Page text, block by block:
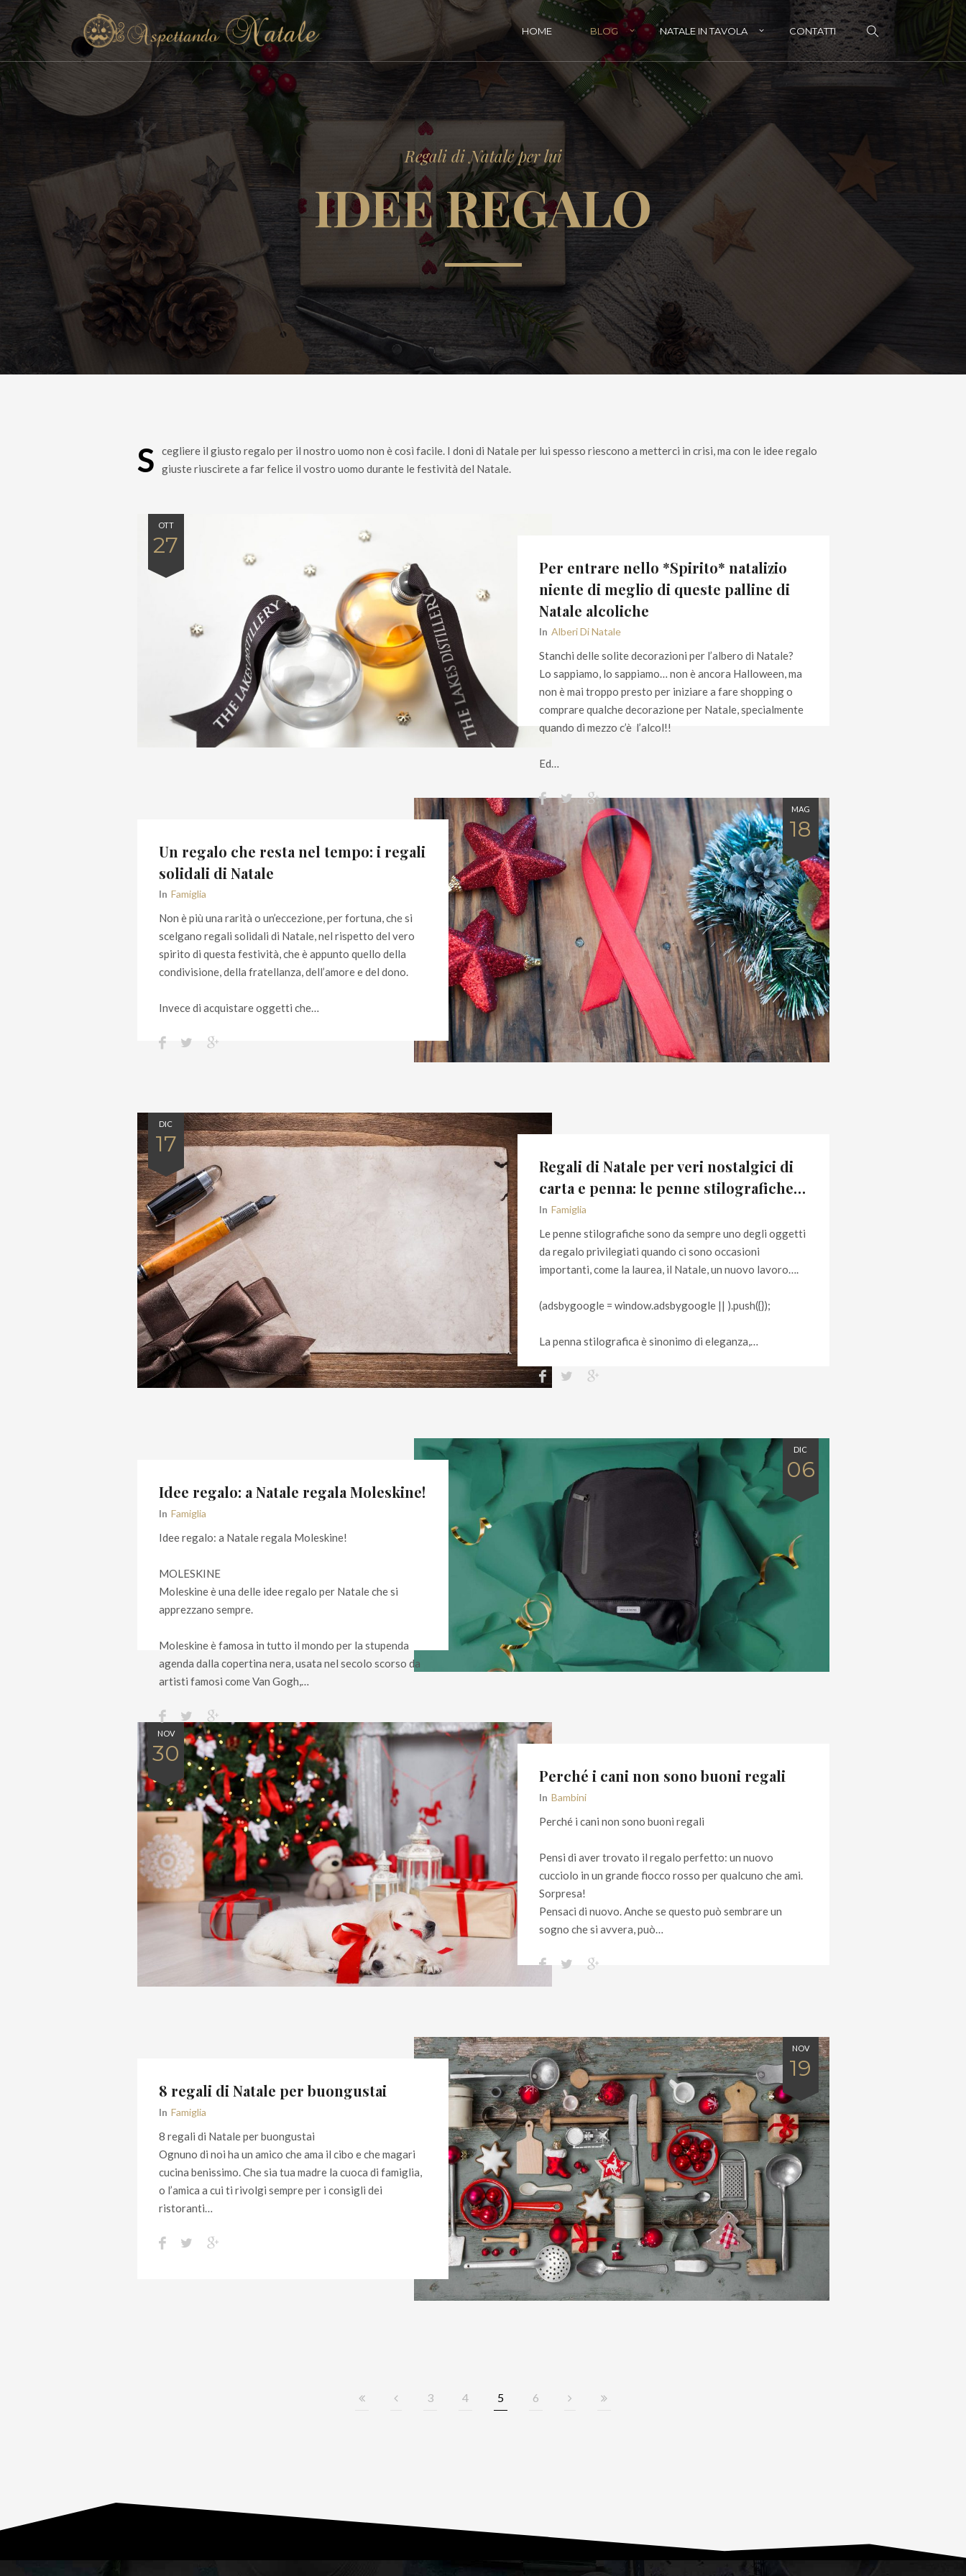
HOME BLOG
Decorazioni esterno
Decorazioni interno
Alberi di Natale
Presepi natalizi
Ghirlande
La tavola
Pacchetti regalo
Attività Natalizie da fare con i bambini
Regali di Natale per bambini
Regali di Natale per bambini
Regali di Natale per lui
Regali di Natale per genitori e parenti
Pacchetti regalo
Il Natale
Storie e leggende
NATALE IN TAVOLA CONTATTI
Regali di Natale per lui
IDEE REGALO
S
cegliere il giusto regalo per il nostro uomo non è così facile. I doni di Natale per lui spesso riescono a metterci in crisi, ma con le idee regalo
giuste riuscirete a far felice il vostro uomo durante le festività del Natale.
OTT
27
Per entrare nello *Spirito* natalizio
niente di meglio di queste palline di
Natale alcoliche
In Alberi Di Natale
Stanchi delle solite decorazioni per l’albero di Natale?
Lo sappiamo, lo sappiamo… non è ancora Halloween, ma
non è mai troppo presto per iniziare a fare shopping o
comprare qualche decorazione per Natale, specialmente
quando di mezzo c’è l’alcol!!
Ed…
MAG
18
Un regalo che resta nel tempo: i regali
solidali di Natale
In Famiglia
Non è più una rarità o un’eccezione, per fortuna, che si
scelgano regali solidali di Natale, nel rispetto del vero
spirito di questa festività, che è appunto quello della
condivisione, della fratellanza, dell’amore e del dono.
Invece di acquistare oggetti che…
DIC
17
Regali di Natale per veri nostalgici di
carta e penna: le penne stilografiche…
In Famiglia
Le penne stilografiche sono da sempre uno degli oggetti
da regalo privilegiati quando ci sono occasioni
importanti, come la laurea, il Natale, un nuovo lavoro….
(adsbygoogle = window.adsbygoogle || ).push({});
La penna stilografica è sinonimo di eleganza,…
DIC
06
Idee regalo: a Natale regala Moleskine!
In Famiglia
Idee regalo: a Natale regala Moleskine!
MOLESKINE
Moleskine è una delle idee regalo per Natale che si
apprezzano sempre.
Moleskine è famosa in tutto il mondo per la stupenda
agenda dalla copertina nera, usata nel secolo scorso da
artisti famosi come Van Gogh,…
NOV
30
Perché i cani non sono buoni regali
In Bambini
Perché i cani non sono buoni regali
Pensi di aver trovato il regalo perfetto: un nuovo
cucciolo in un grande fiocco rosso per qualcuno che ami.
Sorpresa!
Pensaci di nuovo. Anche se questo può sembrare un
sogno che si avvera, può…
NOV
19
8 regali di Natale per buongustai
In Famiglia
8 regali di Natale per buongustai
Ognuno di noi ha un amico che ama il cibo e che magari
cucina benissimo. Che sia tua madre la cuoca di famiglia,
o l’amica a cui ti rivolgi sempre per i consigli dei
ristoranti…
3 4 5 6